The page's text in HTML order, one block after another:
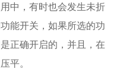
中，有时也会发生未折
能开关，如果所选的功
正确开启的，并且，在
平。